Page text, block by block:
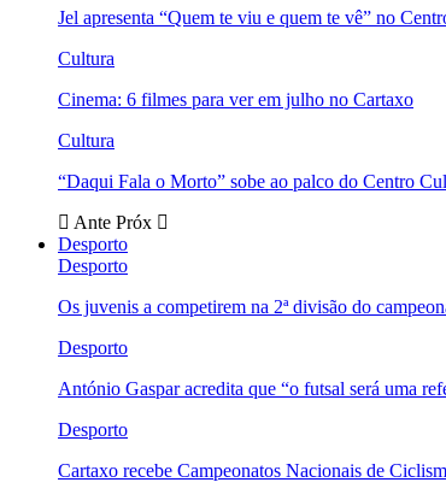
Jel apresenta “Quem te viu e quem te vê” no
Cultura
Cinema: 6 filmes para ver em julho no Cartaxo
Cultura
“Daqui Fala o Morto” sobe ao palco do Centro
Ante Próx
Desporto
Desporto
Os juvenis a competirem na 2ª divisão do
Desporto
António Gaspar acredita que “o futsal será uma
Desporto
Cartaxo recebe Campeonatos Nacionais de